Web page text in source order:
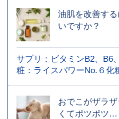
油肌を改善す
いですか？
サプリ：ビタミンB2、B6
粧：ライスパワーNo.６
おでこがザラ
くてポツポツ